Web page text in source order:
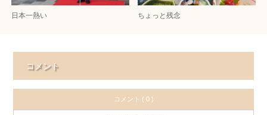
日本一熱い ちょっと残念
コメント
コメント ( 0 )